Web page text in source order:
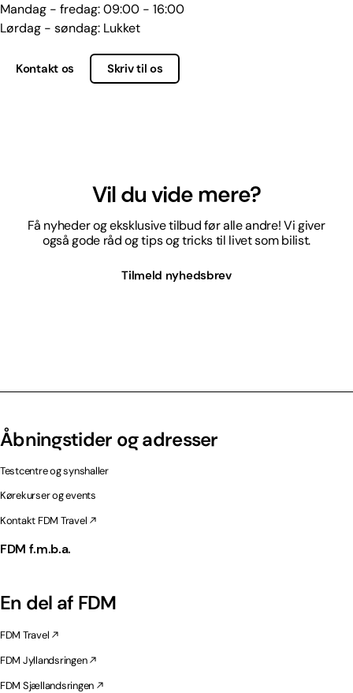
Mandag - fredag: 09:00 - 16:00
Lørdag - søndag: Lukket
Kontakt os Skriv til os
Vil du vide mere?
Få nyheder og eksklusive tilbud før alle andre! Vi giver
også gode råd og tips og tricks til livet som bilist.
Tilmeld nyhedsbrev
Åbningstider og adresser
Testcentre og synshaller
Kørekurser og events
Kontakt FDM Travel
FDM f.m.b.a.
En del af FDM
FDM Travel
FDM Jyllandsringen
FDM Sjællandsringen